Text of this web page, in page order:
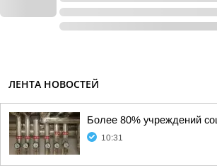
ЛЕНТА НОВОСТЕЙ
Более 80% учреждений
10:31